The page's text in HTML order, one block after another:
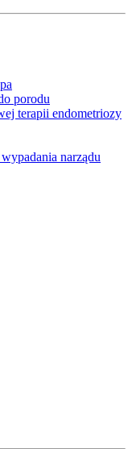
porodu
terapii endometriozy
narządu